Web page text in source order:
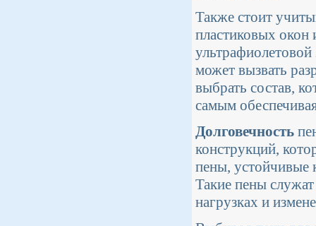
Также стоит
пластиковых окон
может вызвать
выбрать состав,
самым
Долговечность
конструкций,
пены, устойчивые
Такие пены
нагрузках и